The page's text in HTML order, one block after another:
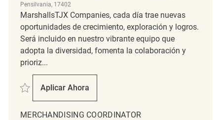
Pensilvania, 17402
MarshallsTJX Companies, cada día trae nuevas
oportunidades de crecimiento, exploración y logros.
Será incluido en nuestro vibrante equipo que
adopta la diversidad, fomenta la colaboración y
prioriz...
Salvar Temporary Merchandising Associate REQ138022
Aplicar Ahora
Temporary Merchandising Associate
MERCHANDISING COORDINATOR